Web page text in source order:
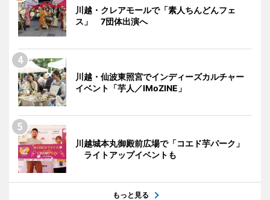
川越・クレアモールで「素人ちんどんフェ
ス」 7団体出演へ
川越・仙波東照宮でインディーズカルチャー
イベント「芋人／IMoZINE」
川越城本丸御殿前広場で「コエド芋パーク」
ライトアップイベントも
もっと見る